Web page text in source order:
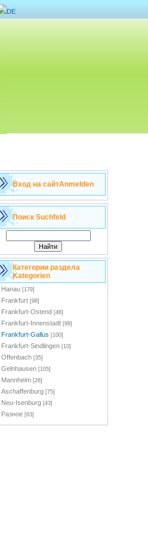
DE
Вход на сайтAnmelden
Поиск Suchfeld
Категории раздела
Kategorien
Hanau [179]
Frankfurt [98]
Frankfurt-Ostend [46]
Frankfurt-Innenstadt [99]
Frankfurt-Gallus [100]
Frankfurt-Sindlingen [10]
Offenbach [35]
Gelnhausen [105]
Mannheim [26]
Aschaffenburg [75]
Neu-Isenburg [43]
Разное [63]
Frankfurt-Bonames [4]